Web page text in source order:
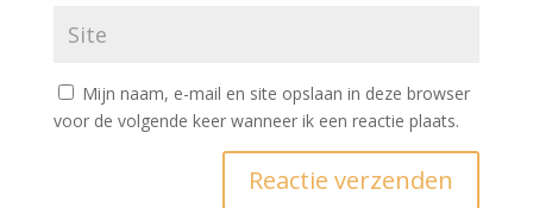
Mijn naam, e-mail en site opslaan in deze browser
voor de volgende keer wanneer ik een reactie plaats.